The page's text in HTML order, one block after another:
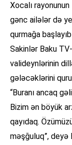
Xocalı
gənc ailələr də
qurmağa
Sakinlər Baku
valideynlərinin
gələcəklərini
“Buranı ancaq
Bizim ən böyük
qayıdaq.
məşğuluq”, deyə